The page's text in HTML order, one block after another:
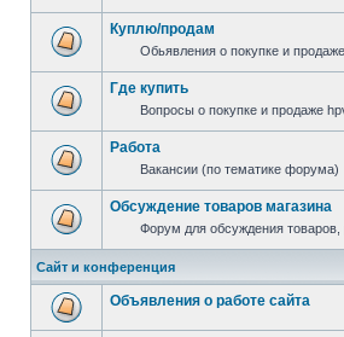
Куплю/продам
Обьявления о покупке и
Где купить
Вопросы о покупке и продаже
Работа
Вакансии (по тематике форума)
Обсуждение товаров магазина
Форум для обсуждения
Сайт и конференция
Объявления о работе сайта